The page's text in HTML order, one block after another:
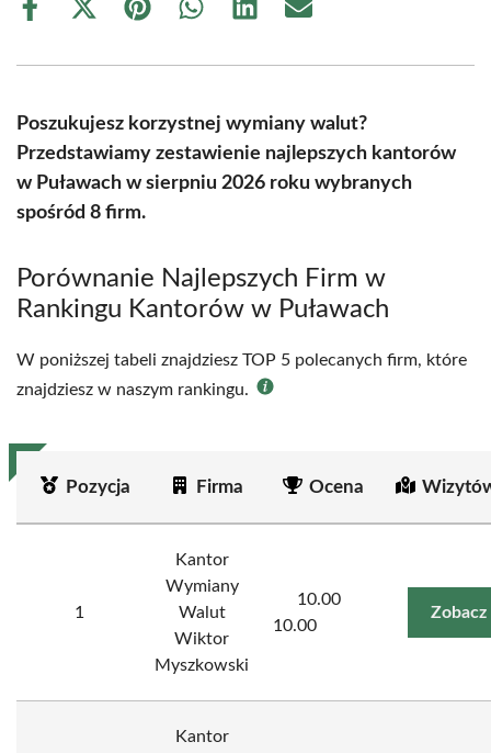
Share
Share
(Twitter)
Share Share Share Share
Poszukujesz korzystnej wymiany walut?
Przedstawiamy zestawienie najlepszych kantorów
w Puławach w sierpniu 2026 roku wybranych
spośród 8 firm.
Porównanie Najlepszych Firm w
Rankingu Kantorów w Puławach
W poniższej tabeli znajdziesz TOP 5 polecanych firm, które
znajdziesz w naszym rankingu.
Pozycja Firma Ocena
1
Kantor
Wymiany
Walut
Wiktor
Myszkowski
10.00
10.00
Zobacz
Kantor